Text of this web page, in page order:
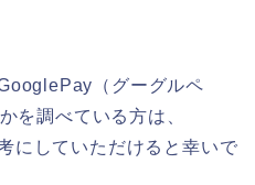
（グーグルペ
を調べている方は、
にしていただけると幸いで